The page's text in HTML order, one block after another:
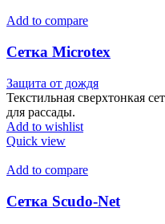
Add to compare
Сетка Microtex
Защита от дождя
Текстильная сверхтонкая
для рассады.
Add to wishlist
Quick view
Add to compare
Сетка Scudo-Net